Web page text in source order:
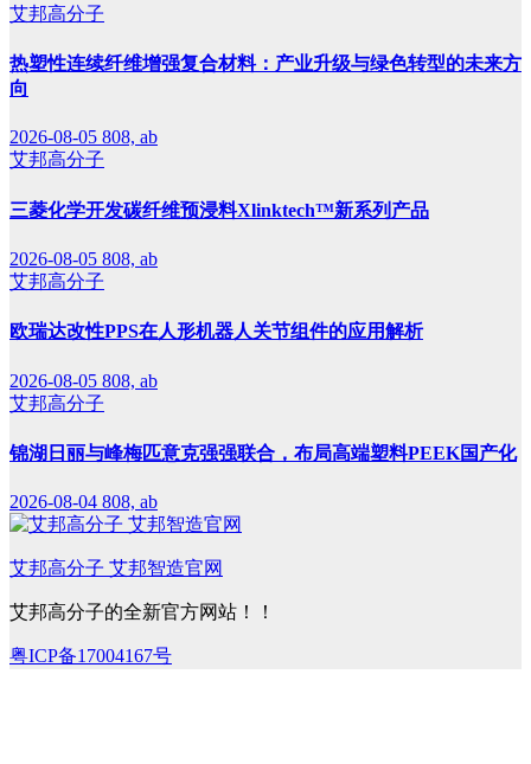
艾邦高分子
热塑性连续纤维增强复合材料：产业升级与绿色转型的未来方
向
2026-08-05 808, ab
艾邦高分子
三菱化学开发碳纤维预浸料Xlinktech™新系列产品
2026-08-05 808, ab
艾邦高分子
欧瑞达改性PPS在人形机器人关节组件的应用解析
2026-08-05 808, ab
艾邦高分子
锦湖日丽与峰梅匹意克强强联合，布局高端塑料PEEK国产化
2026-08-04 808, ab
艾邦高分子 艾邦智造官网
艾邦高分子的全新官方网站！！
粤ICP备17004167号